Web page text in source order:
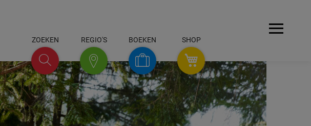
ZOEKEN
Zoeken
REGIO'S
REGIO'S
BOEKEN
Boeken
SHOP
SHOP